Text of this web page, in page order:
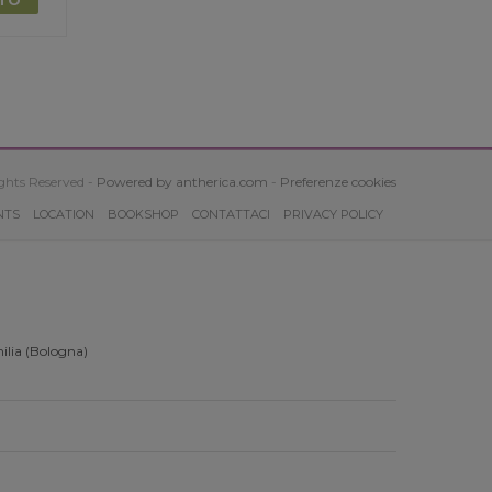
Reserved - Powered by antherica.com - Preferenze cookies
LOCATION BOOKSHOP CONTATTACI PRIVACY POLICY
(Bologna)